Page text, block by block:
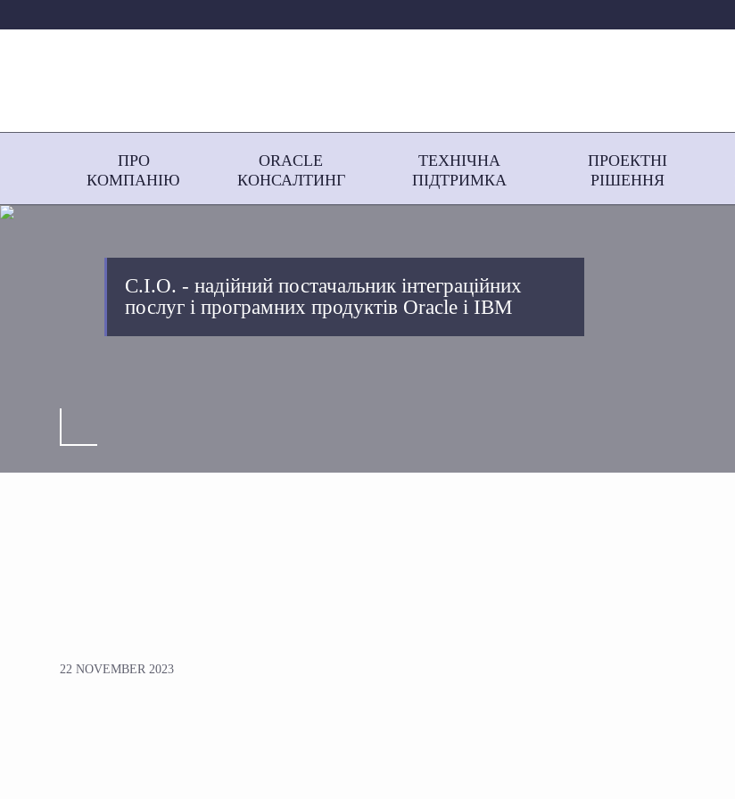
ПРО
КОМПАНІЮ
ORACLE
КОНСАЛТИНГ
ТЕХНІЧНА
ПІДТРИМКА
ПРОЕКТНІ
РІШЕННЯ
С.І.О. - надійний постачальник інтеграційних
послуг і програмних продуктів Oracle і IBM
22 NOVEMBER 2023